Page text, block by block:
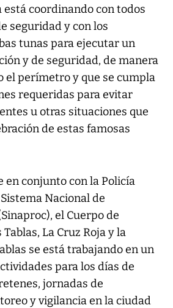
coordinando con todos
seguridad y con los
tunas para ejecutar un
y de seguridad, de manera
el perímetro y que se cumpla
requeridas para evitar
u otras situaciones que
de estas famosas
en conjunto con la Policía
Nacional de
el Cuerpo de
La Cruz Roja y la
se está trabajando en un
para los días de
jornadas de
y vigilancia en la ciudad